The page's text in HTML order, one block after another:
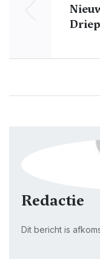
Redactie
Dit bericht is